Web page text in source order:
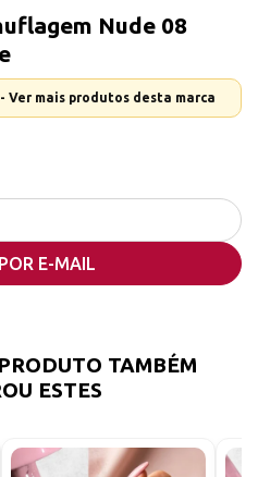
Nude 08
Ver mais produtos desta marca
E-MAIL
TAMBÉM
ESTES